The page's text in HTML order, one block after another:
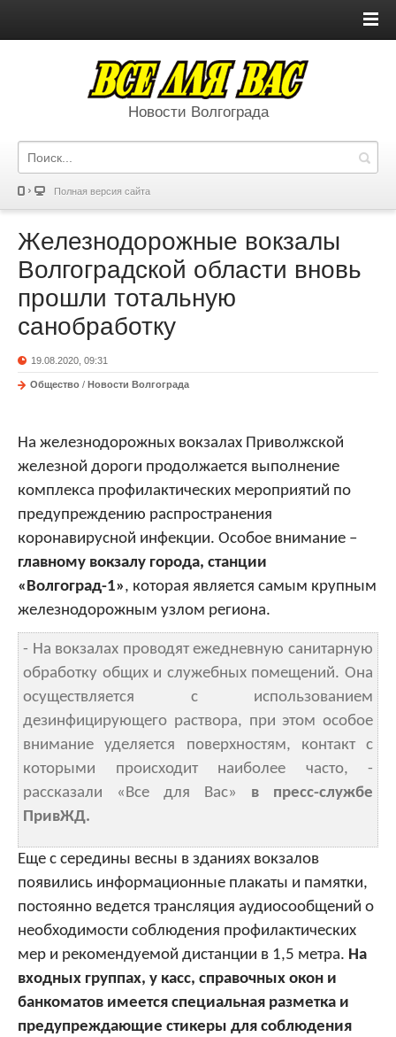
Новости Волгограда
Полная версия сайта
Железнодорожные вокзалы
Волгоградской области вновь
прошли тотальную
санобработку
19.08.2020, 09:31
Общество / Новости Волгограда
На железнодорожных вокзалах Приволжской
железной дороги продолжается выполнение
комплекса профилактических мероприятий по
предупреждению распространения
коронавирусной инфекции. Особое внимание –
главному вокзалу города, станции
«Волгоград-1», которая является самым крупным
железнодорожным узлом региона.
- На вокзалах проводят ежедневную санитарную
обработку общих и служебных помещений. Она
осуществляется с использованием
дезинфицирующего раствора, при этом особое
внимание уделяется поверхностям, контакт с
которыми происходит наиболее часто, -
рассказали «Все для Вас» в пресс-службе
ПривЖД.
Еще с середины весны в зданиях вокзалов
появились информационные плакаты и памятки,
постоянно ведется трансляция аудиосообщений о
необходимости соблюдения профилактических
мер и рекомендуемой дистанции в 1,5 метра. На
входных группах, у касс, справочных окон и
банкоматов имеется специальная разметка и
предупреждающие стикеры для соблюдения